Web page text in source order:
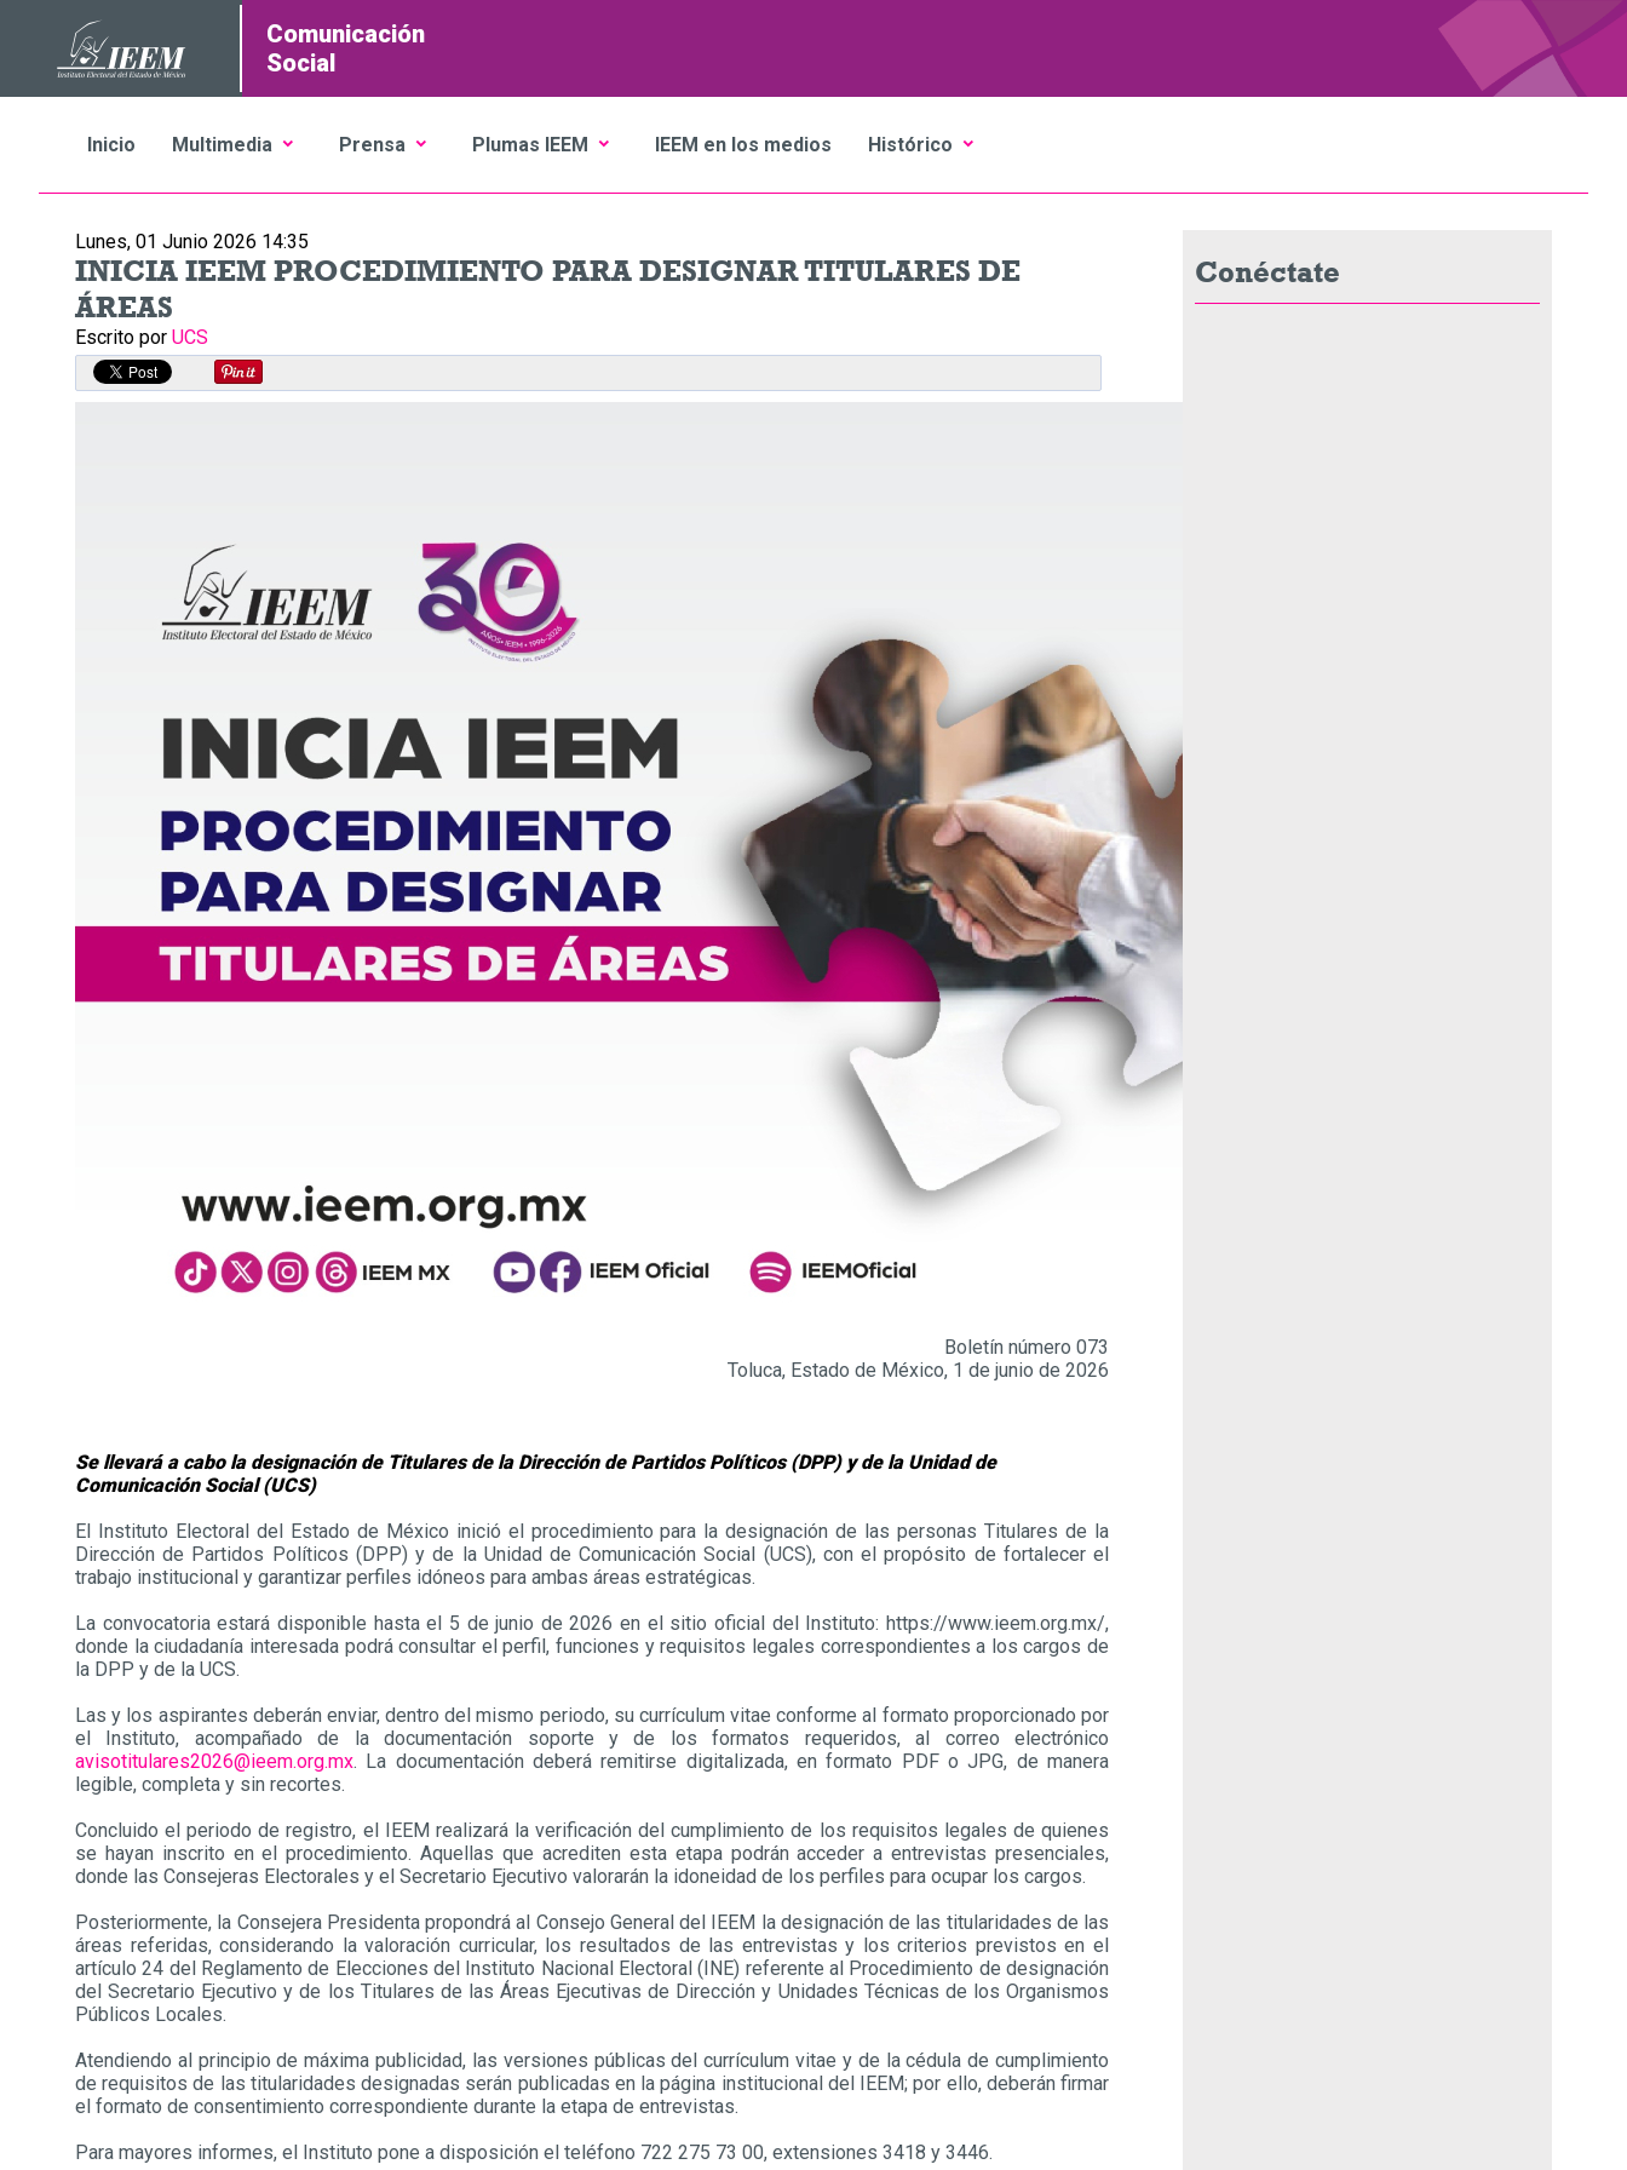
Comunicación
Social
Inicio Multimedia Prensa Plumas IEEM IEEM en los medios Histórico
Lunes, 01 Junio 2026 14:35
INICIA IEEM PROCEDIMIENTO PARA DESIGNAR TITULARES DE
ÁREAS
Escrito por UCS
Boletín número 073
Toluca, Estado de México, 1 de junio de 2026
Se llevará a cabo la designación de Titulares de la Dirección de Partidos Políticos (DPP) y de la Unidad de
Comunicación Social (UCS)
El Instituto Electoral del Estado de México inició el procedimiento para la designación de las personas Titulares de la
Dirección de Partidos Políticos (DPP) y de la Unidad de Comunicación Social (UCS), con el propósito de fortalecer el
trabajo institucional y garantizar perfiles idóneos para ambas áreas estratégicas.
La convocatoria estará disponible hasta el 5 de junio de 2026 en el sitio oficial del Instituto: https://www.ieem.org.mx/,
donde la ciudadanía interesada podrá consultar el perfil, funciones y requisitos legales correspondientes a los cargos de
la DPP y de la UCS.
Las y los aspirantes deberán enviar, dentro del mismo periodo, su currículum vitae conforme al formato proporcionado por
el Instituto, acompañado de la documentación soporte y de los formatos requeridos, al correo electrónico
avisotitulares2026@ieem.org.mx. La documentación deberá remitirse digitalizada, en formato PDF o JPG, de manera
legible, completa y sin recortes.
Concluido el periodo de registro, el IEEM realizará la verificación del cumplimiento de los requisitos legales de quienes
se hayan inscrito en el procedimiento. Aquellas que acrediten esta etapa podrán acceder a entrevistas presenciales,
donde las Consejeras Electorales y el Secretario Ejecutivo valorarán la idoneidad de los perfiles para ocupar los cargos.
Posteriormente, la Consejera Presidenta propondrá al Consejo General del IEEM la designación de las titularidades de las
áreas referidas, considerando la valoración curricular, los resultados de las entrevistas y los criterios previstos en el
artículo 24 del Reglamento de Elecciones del Instituto Nacional Electoral (INE) referente al Procedimiento de designación
del Secretario Ejecutivo y de los Titulares de las Áreas Ejecutivas de Dirección y Unidades Técnicas de los Organismos
Públicos Locales.
Atendiendo al principio de máxima publicidad, las versiones públicas del currículum vitae y de la cédula de cumplimiento
de requisitos de las titularidades designadas serán publicadas en la página institucional del IEEM; por ello, deberán firmar
el formato de consentimiento correspondiente durante la etapa de entrevistas.
Para mayores informes, el Instituto pone a disposición el teléfono 722 275 73 00, extensiones 3418 y 3446.
Conéctate